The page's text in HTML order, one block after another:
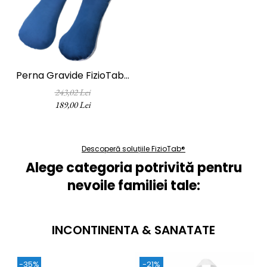
Designul practic va permite sa o utilizati si
masina de spalat automata la maxim 30
Perna Gravide FizioTab®
Cu Husa Detasabila,
70x145 Cm, Forma Literei
243,02 Lei
189,00 Lei
Descoperă soluțiile FizioTab®
Alege categoria potrivită pentru
nevoile familiei tale:
INCONTINENTA & SANATATE
-35% -21%